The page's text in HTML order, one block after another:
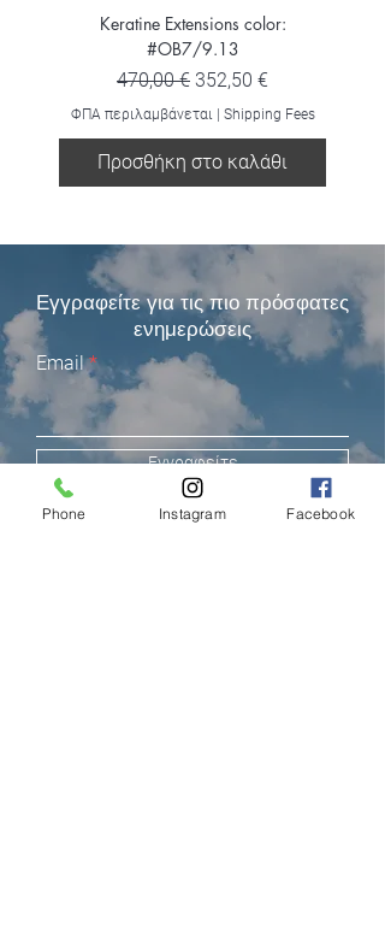
Keratine Extensions color:
#OB7/9.13
Κανονική τιμή
470,00 € Τιμή Έκπτωσης
352,50 €
ΦΠΑ περιλαμβάνεται| Shipping Fees
Προσθήκη στο καλάθι
Εγγραφείτε για τις πιο πρόσφατες
ενημερώσεις
Email
Εγγραφείτε
Phone Instagram Facebook